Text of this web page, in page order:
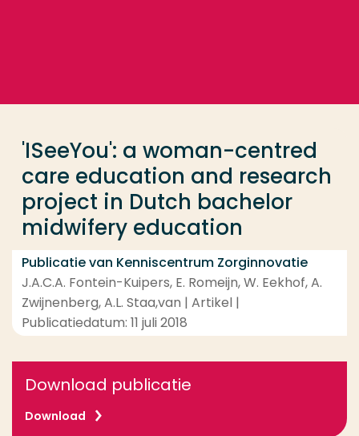
'ISeeYou': a woman-centred
care education and research
project in Dutch bachelor
midwifery education
Publicatie van Kenniscentrum Zorginnovatie
J.A.C.A. Fontein-Kuipers, E. Romeijn, W. Eekhof, A.
Zwijnenberg, A.L. Staa,van | Artikel |
Publicatiedatum: 11 juli 2018
Download publicatie
Download
Contact